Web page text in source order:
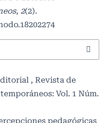
, 2(2).
, Revista de
Vol. 1 Núm.
pedagógicas